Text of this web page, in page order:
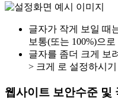
글자가 작게 보일 때
보통(또는 100%)으
글자를 좀더 크게 보
> 크게 로 설정하시
웹사이트 보안수준 및